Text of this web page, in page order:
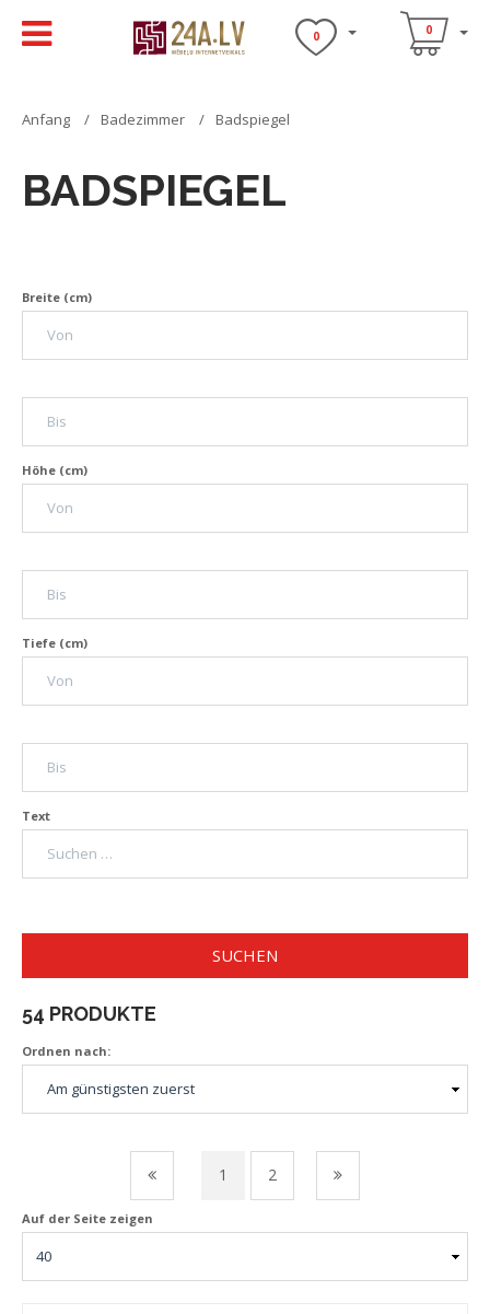
0 0
Anfang Badezimmer Badspiegel
BADSPIEGEL
Breite (cm)
Höhe (cm)
Tiefe (cm)
Text
SUCHEN
54 PRODUKTE
Ordnen nach:
1 2
Auf der Seite zeigen